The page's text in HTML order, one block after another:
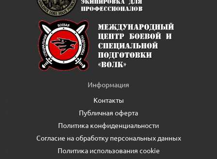
Информация
Контакты
Публичная оферта
Политика конфиденциальности
Согласие на обработку персональных данных
Политика использования cookie